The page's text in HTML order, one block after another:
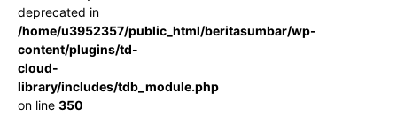
deprecated in
/home/u3952357/public_html/beritasumbar/wp-
content/plugins/td-
cloud-
library/includes/tdb_module.php
on line 350